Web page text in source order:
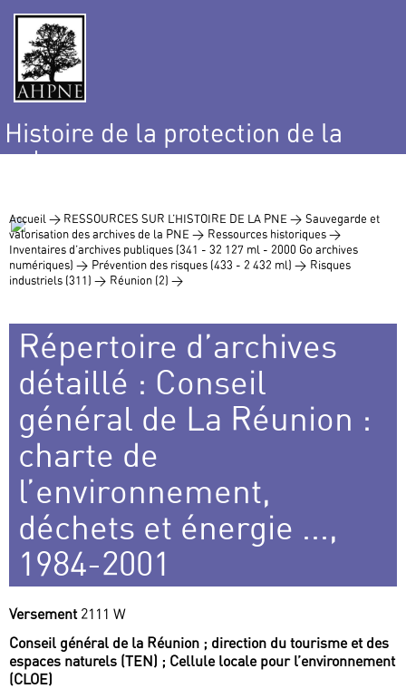
Histoire de la protection de la
nature
Accueil > RESSOURCES SUR L’HISTOIRE DE LA PNE > Sauvegarde et
valorisation des archives de la PNE > Ressources historiques >
Inventaires d’archives publiques (341 - 32 127 ml - 2000 Go archives
numériques) > Prévention des risques (433 - 2 432 ml) > Risques
industriels (311) > Réunion (2) >
Répertoire d’archives
détaillé : Conseil
général de La Réunion :
charte de
l’environnement,
déchets et énergie ...,
1984-2001
Versement 2111 W
Conseil général de la Réunion ; direction du tourisme et des
espaces naturels (TEN) ; Cellule locale pour l’environnement
(CLOE)